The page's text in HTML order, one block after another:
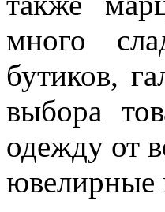
много
бутиков,
выбора
одежду от
ювелирные